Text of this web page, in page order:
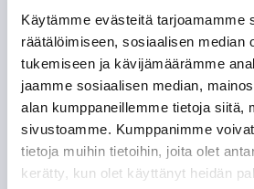
Käytämme evästeitä tarjoamamme
räätälöimiseen, sosiaalisen median
tukemiseen ja kävijämäärämme
jaamme sosiaalisen median,
alan kumppaneillemme tietoja siitä,
sivustoamme. Kumppanimme
tietoja muihin tietoihin, joita olet
kerätty, kun olet käyttänyt heidän